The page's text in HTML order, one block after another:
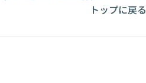
トップに戻る